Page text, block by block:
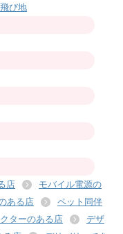
び地
店
モバイル電源の
ある店
ペット同伴
ターのある店
デザ